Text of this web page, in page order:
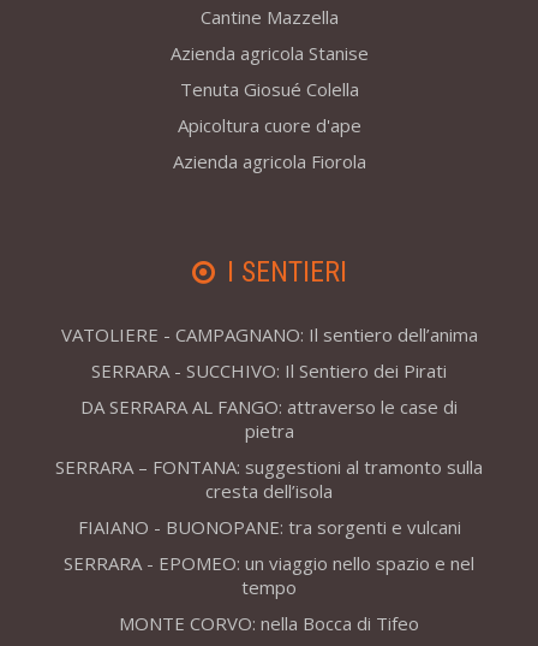
Cantine Mazzella
Azienda agricola Stanise
Tenuta Giosué Colella
Apicoltura cuore d'ape
Azienda agricola Fiorola
I SENTIERI
VATOLIERE - CAMPAGNANO: Il sentiero dell’anima
SERRARA - SUCCHIVO: Il Sentiero dei Pirati
DA SERRARA AL FANGO: attraverso le case di
pietra
SERRARA – FONTANA: suggestioni al tramonto sulla
cresta dell’isola
FIAIANO - BUONOPANE: tra sorgenti e vulcani
SERRARA - EPOMEO: un viaggio nello spazio e nel
tempo
MONTE CORVO: nella Bocca di Tifeo